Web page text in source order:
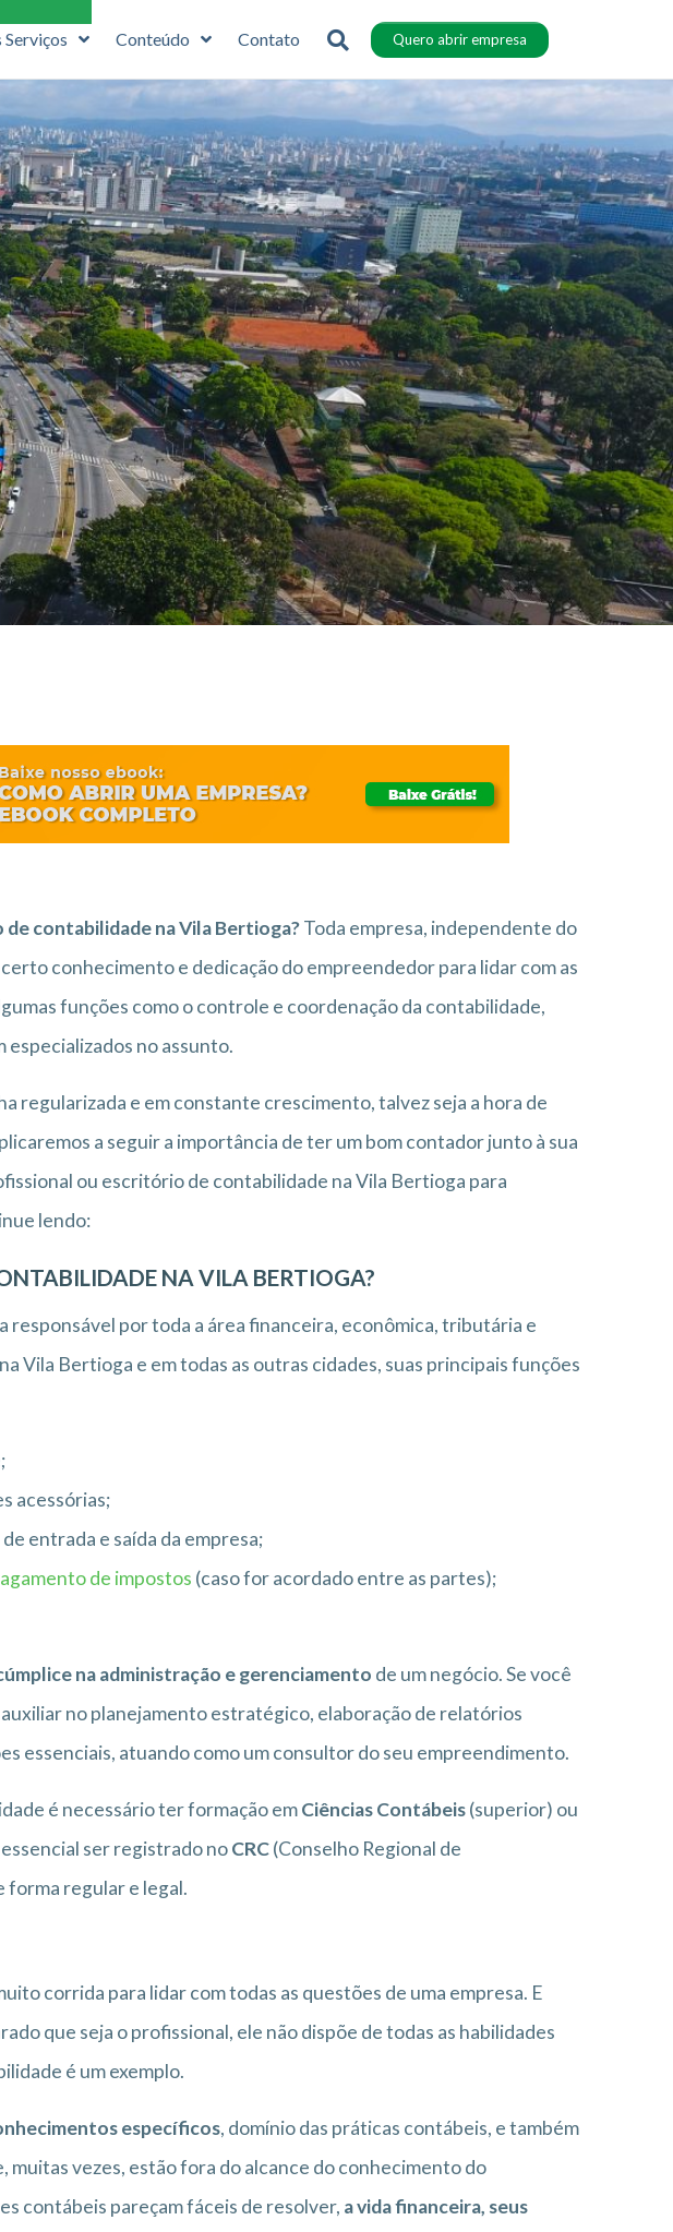
Conteúdo Contato Quero abrir empresa
contabilidade na Vila Bertioga?Toda empresa, independente do
conhecimento e dedicação do empreendedor para lidar com as
funções como o controle e coordenação da contabilidade,
especializados no assunto.
regularizada e em constante crescimento, talvez seja a hora de
a seguir a importância de ter um bom contador junto à sua
ou escritório de contabilidade na Vila Bertioga para
lendo:
NA VILA BERTIOGA?
responsável por toda a área financeira, econômica, tributária e
Vila Bertioga e em todas as outras cidades, suas principais funções
acessórias;
entrada e saída da empresa;
de impostos (caso for acordado entre as partes);
na administração e gerenciamento de um negócio. Se você
no planejamento estratégico, elaboração de relatórios
essenciais, atuando como um consultor do seu empreendimento.
é necessário ter formação emCiências Contábeis(superior) ou
ser registrado noCRC(Conselho Regional de
forma regular e legal.
corrida para lidar com todas as questões de uma empresa. E
que seja o profissional, ele não dispõe de todas as habilidades
é um exemplo.
específicos, domínio das práticas contábeis, e também
muitas vezes, estão fora do alcance do conhecimento do
contábeis pareçam fáceis de resolver, a vida financeira, seus